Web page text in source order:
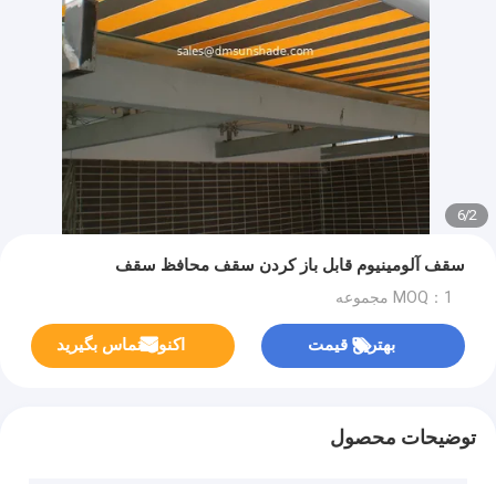
2
/
6
سقف آلومینیوم قابل باز کردن سقف محافظ سقف
MOQ：1 مجموعه
بهترین قیمت اکنون تماس بگیرید
توضیحات محصول